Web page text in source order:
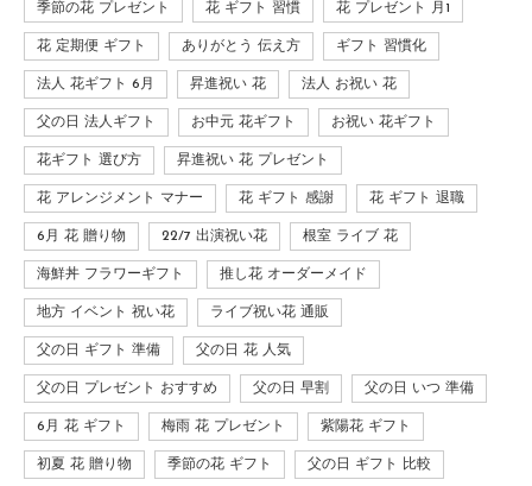
季節の花 プレゼント 花 ギフト 習慣 花 プレゼント 月1
花 定期便 ギフト ありがとう 伝え方 ギフト 習慣化
法人 花ギフト 6月 昇進祝い 花 法人 お祝い 花
父の日 法人ギフト お中元 花ギフト お祝い 花ギフト
花ギフト 選び方 昇進祝い 花 プレゼント
花 アレンジメント マナー 花 ギフト 感謝 花 ギフト 退職
6月 花 贈り物 22/7 出演祝い花 根室 ライブ 花
海鮮丼 フラワーギフト 推し花 オーダーメイド
地方 イベント 祝い花 ライブ祝い花 通販
父の日 ギフト 準備 父の日 花 人気
父の日 プレゼント おすすめ 父の日 早割 父の日 いつ 準備
6月 花 ギフト 梅雨 花 プレゼント 紫陽花 ギフト
初夏 花 贈り物 季節の花 ギフト 父の日 ギフト 比較